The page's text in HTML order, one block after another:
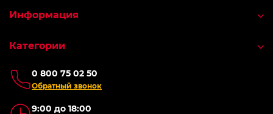
0 800 75 02 50
Обратный звонок
9:00 до 18:00
Информация
Категории